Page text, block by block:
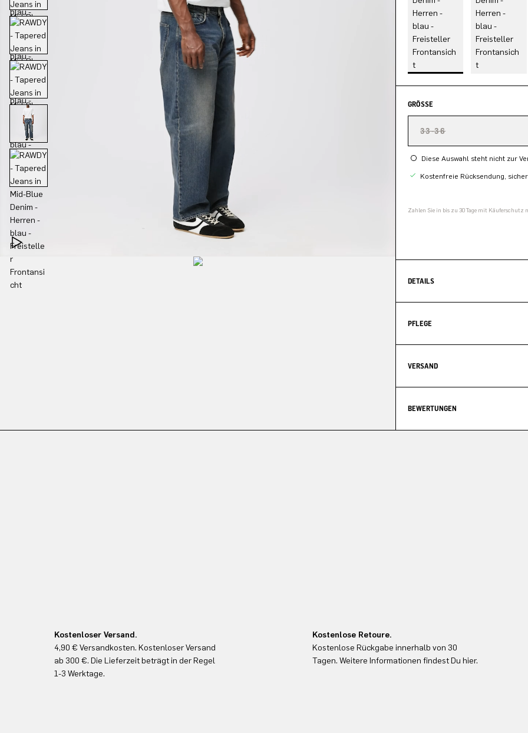
GRÖSSE
33-36
Diese Auswahl steht nicht zur
Kostenfreie Rücksendung,
Zahlen Sie in bis zu 30 Tage mit Käuferschutz
DETAILS
PFLEGE
VERSAND
BEWERTUNGEN
Kostenloser Versand.
4,90 € Versandkosten. Kostenloser Versand
ab 300 €. Die Lieferzeit beträgt in der Regel
1-3 Werktage.
Kostenlose Retoure.
Kostenlose Rückgabe innerhalb von 30
Tagen. Weitere Informationen findest Du hier.